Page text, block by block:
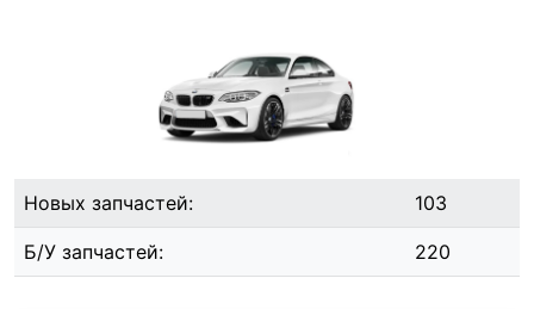
Новых запчастей: 103
Б/У запчастей: 220